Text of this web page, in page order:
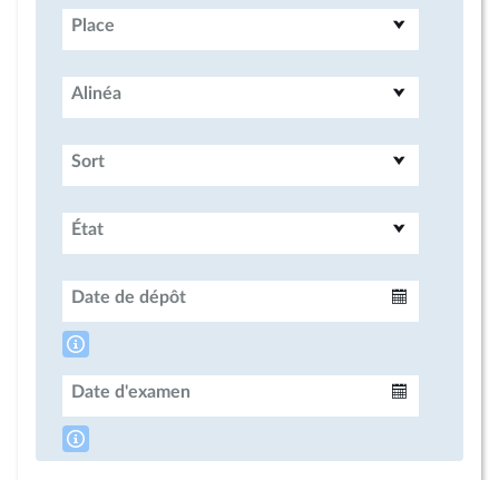
Place
Alinéa
Sort
État
Date de dépôt
Date d'examen